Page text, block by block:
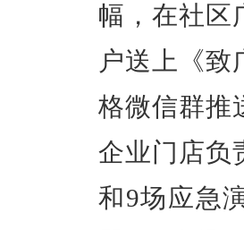
幅，在社区
户送上《
格微信群推
企业门店负
和9场应急